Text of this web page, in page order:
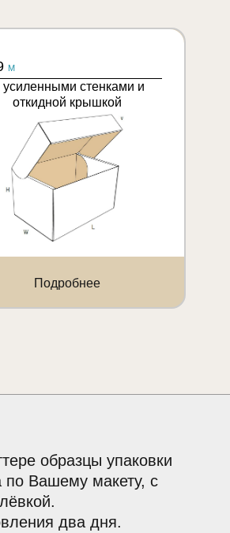
M
стенками и
откидной крышкой
Подробнее
образцы упаковки
по Вашему макету, с
два дня.